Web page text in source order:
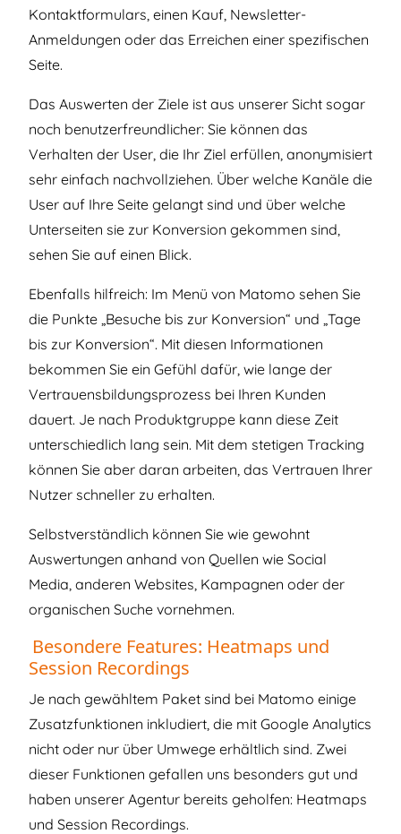
Kontaktformulars, einen Kauf, Newsletter-
Anmeldungen oder das Erreichen einer spezifischen
Seite.
Das Auswerten der Ziele ist aus unserer Sicht sogar
noch benutzerfreundlicher: Sie können das
Verhalten der User, die Ihr Ziel erfüllen, anonymisiert
sehr einfach nachvollziehen. Über welche Kanäle die
User auf Ihre Seite gelangt sind und über welche
Unterseiten sie zur Konversion gekommen sind,
sehen Sie auf einen Blick.
Ebenfalls hilfreich: Im Menü von Matomo sehen Sie
die Punkte „Besuche bis zur Konversion“ und „Tage
bis zur Konversion“. Mit diesen Informationen
bekommen Sie ein Gefühl dafür, wie lange der
Vertrauensbildungsprozess bei Ihren Kunden
dauert. Je nach Produktgruppe kann diese Zeit
unterschiedlich lang sein. Mit dem stetigen Tracking
können Sie aber daran arbeiten, das Vertrauen Ihrer
Nutzer schneller zu erhalten.
Selbstverständlich können Sie wie gewohnt
Auswertungen anhand von Quellen wie Social
Media, anderen Websites, Kampagnen oder der
organischen Suche vornehmen.
Besondere Features: Heatmaps und
Session Recordings
Je nach gewähltem Paket sind bei Matomo einige
Zusatzfunktionen inkludiert, die mit Google Analytics
nicht oder nur über Umwege erhältlich sind. Zwei
dieser Funktionen gefallen uns besonders gut und
haben unserer Agentur bereits geholfen: Heatmaps
und Session Recordings.